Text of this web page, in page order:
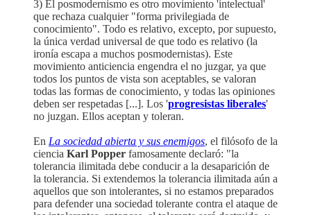
3) El posmodernismo es otro movimiento 'intelectual'
que rechaza cualquier "forma privilegiada de
conocimiento". Todo es relativo, excepto, por supuesto,
la única verdad universal de que todo es relativo (la
ironía escapa a muchos posmodernistas). Este
movimiento anticiencia engendra el no juzgar, ya que
todos los puntos de vista son aceptables, se valoran
todas las formas de conocimiento, y todas las opiniones
deben ser respetadas [...]. Los 'progresistas liberales'
no juzgan. Ellos aceptan y toleran.
En La sociedad abierta y sus enemigos, el filósofo de la
ciencia Karl Popper famosamente declaró: "la
tolerancia ilimitada debe conducir a la desaparición de
la tolerancia. Si extendemos la tolerancia ilimitada aún a
aquellos que son intolerantes, si no estamos preparados
para defender una sociedad tolerante contra el ataque de